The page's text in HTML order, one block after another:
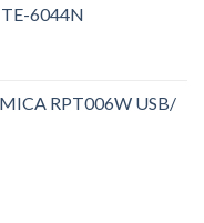
TE-6044N
RPT006W USB/